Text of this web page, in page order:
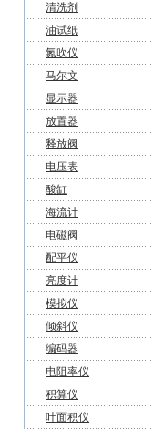
清洗剂
油试纸
氮吹仪
马尔文
显示器
放置器
释放阀
电压表
酸缸
海流计
电磁阀
配平仪
亮度计
模拟仪
倾斜仪
编码器
电阻率仪
积算仪
叶面积仪